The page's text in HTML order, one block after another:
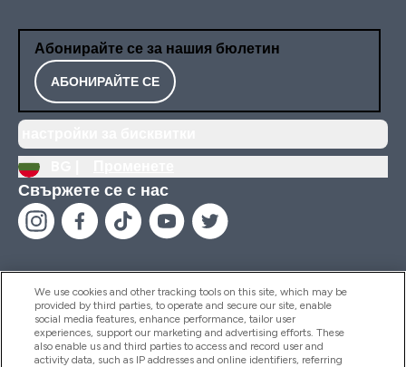
Абонирайте се за нашия бюлетин
АБОНИРАЙТЕ СЕ
Свържете се с нас
Помощ И Информация
We use cookies and other tracking tools on this site, which may be
provided by third parties, to operate and secure our site, enable
social media features, enhance performance, tailor user
experiences, support our marketing and advertising efforts. These
also enable us and third parties to access and record user and
activity data, such as IP addresses and online identifiers, referring